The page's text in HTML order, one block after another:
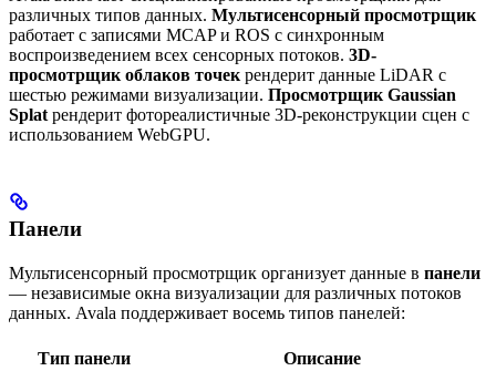
различных типов данных. Мультисенсорный просмотрщик
работает с записями MCAP и ROS с синхронным
воспроизведением всех сенсорных потоков. 3D-
просмотрщик облаков точек рендерит данные LiDAR с
шестью режимами визуализации. Просмотрщик Gaussian
Splat рендерит фотореалистичные 3D-реконструкции сцен с
использованием WebGPU.
Панели
Мультисенсорный просмотрщик организует данные в панели
— независимые окна визуализации для различных потоков
данных. Avala поддерживает восемь типов панелей:
Тип панели
Описание